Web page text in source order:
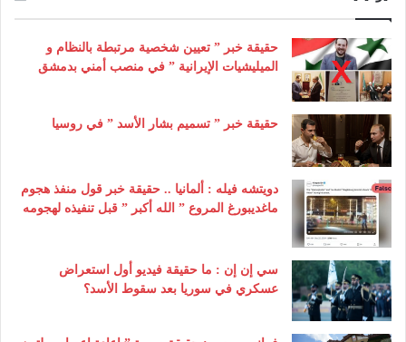
حقيقة خبر ” تعيين شخصية مرتبطة بالنظام و
الميليشيات الإيرانية ” في منصب أمني بدمشق
حقيقة خبر ” تسميم بشار الأسد ” في روسيا
دويتشه فيله : ألمانيا .. حقيقة خبر قول منفذ هجوم
ماغديبورغ المروع ” الله أكبر ” قبل تنفيذه لهجومه
سي إن إن : ما حقيقة فيديو أول استعراض
عسكري في سوريا بعد سقوط الأسد؟